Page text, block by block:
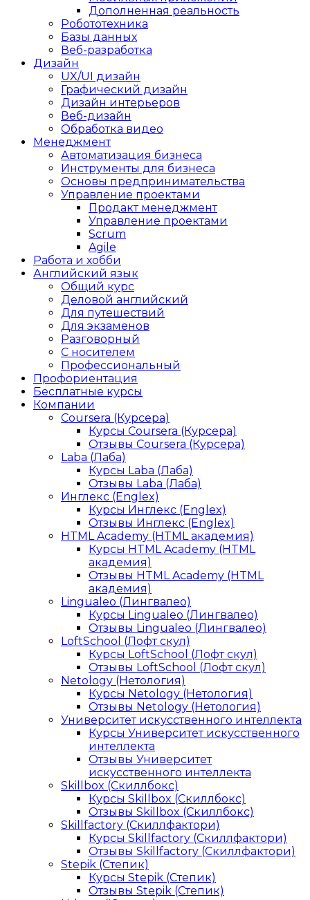
Дополненная реальность
Робототехника
Базы данных
Веб-разработка
Дизайн
UX/UI дизайн
Графический дизайн
Дизайн интерьеров
Веб-дизайн
Обработка видео
Менеджмент
Автоматизация бизнеса
Инструменты для бизнеса
Основы предпринимательства
Управление проектами
Продакт менеджмент
Управление проектами
Scrum
Agile
Работа и хобби
Английский язык
Общий курс
Деловой английский
Для путешествий
Для экзаменов
Разговорный
С носителем
Профессиональный
Профориентация
Бесплатные курсы
Компании
Coursera (Курсера)
Курсы Coursera (Курсера)
Отзывы Coursera (Курсера)
Laba (Лаба)
Курсы Laba (Лаба)
Отзывы Laba (Лаба)
Инглекс (Englex)
Курсы Инглекс (Englex)
Отзывы Инглекс (Englex)
HTML Academy (HTML академия)
Курсы HTML Academy (HTML
академия)
Отзывы HTML Academy (HTML
академия)
Lingualeo (Лингвалео)
Курсы Lingualeo (Лингвалео)
Отзывы Lingualeo (Лингвалео)
LoftSchool (Лофт скул)
Курсы LoftSchool (Лофт скул)
Отзывы LoftSchool (Лофт скул)
Netology (Нетология)
Курсы Netology (Нетология)
Отзывы Netology (Нетология)
Университет искусственного интеллекта
Курсы Университет искусственного
интеллекта
Отзывы Университет
искусственного интеллекта
Skillbox (Скиллбокс)
Курсы Skillbox (Скиллбокс)
Отзывы Skillbox (Скиллбокс)
Skillfactory (Скиллфактори)
Курсы Skillfactory (Скиллфактори)
Отзывы Skillfactory (Скиллфактори)
Stepik (Степик)
Курсы Stepik (Степик)
Отзывы Stepik (Степик)